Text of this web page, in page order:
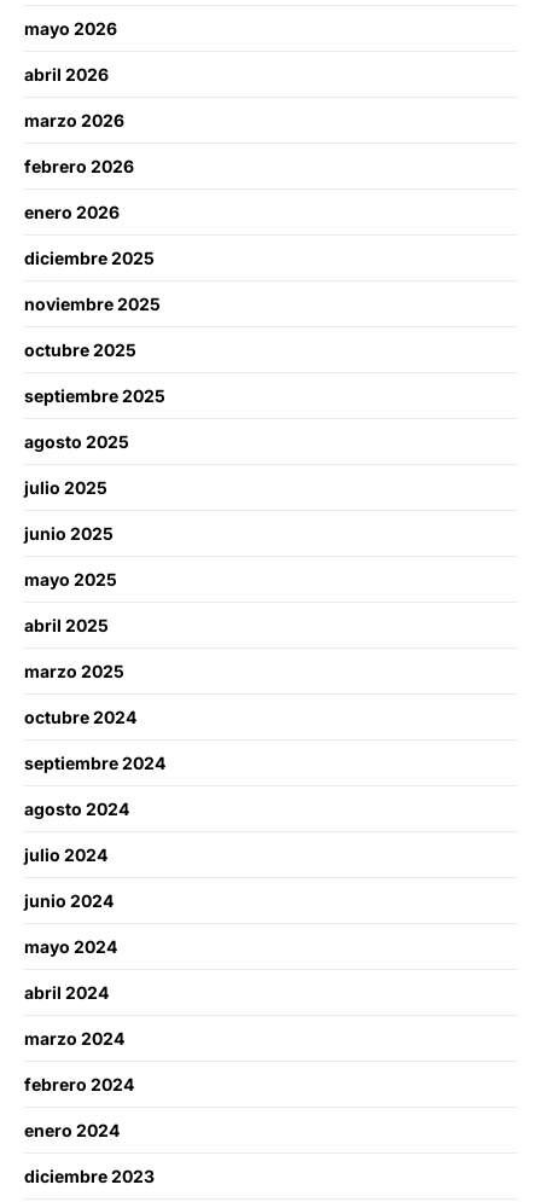
mayo 2026
abril 2026
marzo 2026
febrero 2026
enero 2026
diciembre 2025
noviembre 2025
octubre 2025
septiembre 2025
agosto 2025
julio 2025
junio 2025
mayo 2025
abril 2025
marzo 2025
octubre 2024
septiembre 2024
agosto 2024
julio 2024
junio 2024
mayo 2024
abril 2024
marzo 2024
febrero 2024
enero 2024
diciembre 2023